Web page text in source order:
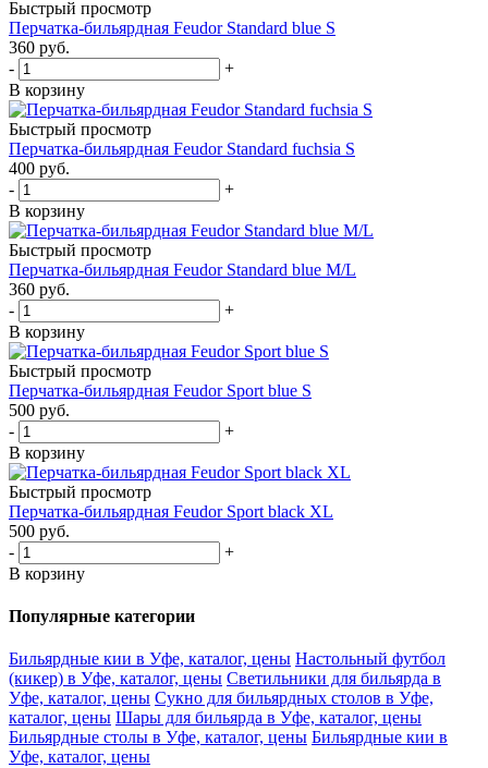
Быстрый просмотр
Перчатка-бильярдная Feudor Standard blue S
360 руб.
-
+
В корзину
Быстрый просмотр
Перчатка-бильярдная Feudor Standard fuchsia S
400 руб.
-
+
В корзину
Быстрый просмотр
Перчатка-бильярдная Feudor Standard blue M/L
360 руб.
-
+
В корзину
Быстрый просмотр
Перчатка-бильярдная Feudor Sport blue S
500 руб.
-
+
В корзину
Быстрый просмотр
Перчатка-бильярдная Feudor Sport black XL
500 руб.
-
+
В корзину
Популярные категории
Бильярдные кии в Уфе, каталог, цены Настольный футбол
(кикер) в Уфе, каталог, цены Светильники для бильярда в
Уфе, каталог, цены Сукно для бильярдных столов в Уфе,
каталог, цены Шары для бильярда в Уфе, каталог, цены
Бильярдные столы в Уфе, каталог, цены Бильярдные кии в
Уфе, каталог, цены